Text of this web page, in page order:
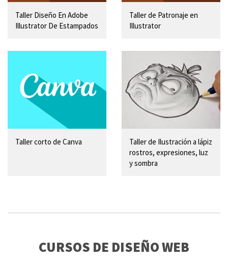
Taller Diseño En Adobe
Illustrator De Estampados
Taller de Patronaje en
Illustrator
Taller corto de Canva
Taller de Ilustración a lápiz
rostros, expresiones, luz
y sombra
CURSOS DE DISEÑO WEB